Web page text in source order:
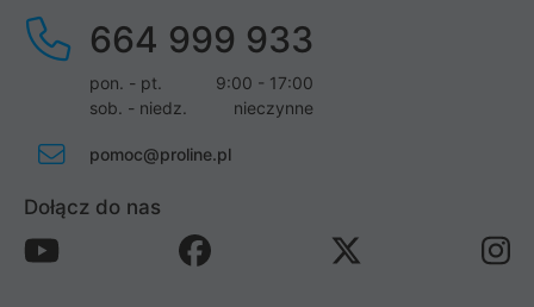
664 999 933
pon. - pt.
9:00 - 17:00
sob. - niedz.
nieczynne
pomoc@proline.pl
Dołącz do nas